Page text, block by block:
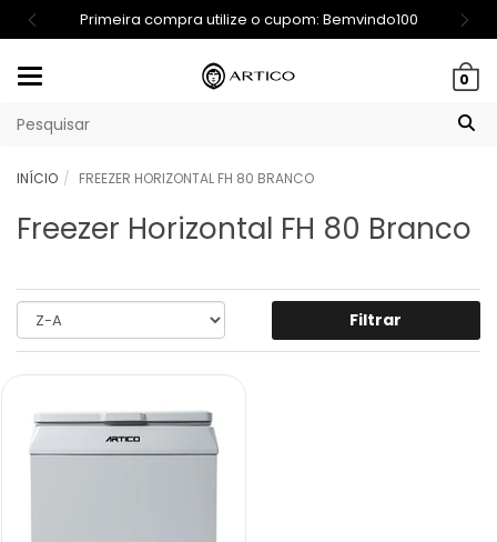
Primeira compra utilize o cupom: Bemvindo100
0
INÍCIO FREEZER HORIZONTAL FH 80 BRANCO
Freezer Horizontal FH 80 Branco
Filtrar